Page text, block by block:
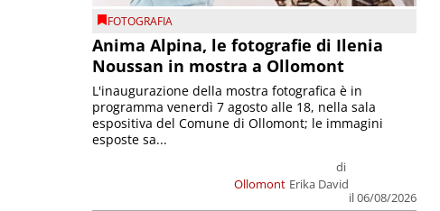
FOTOGRAFIA
Anima Alpina, le fotografie di Ilenia
Noussan in mostra a Ollomont
Ollomont
di
Erika David
il 06/08/2026
L'inaugurazione della mostra fotografica è in
programma venerdì 7 agosto alle 18, nella sala
espositiva del Comune di Ollomont; le immagini
esposte sa...